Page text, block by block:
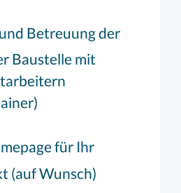
Betreuung der
Baustelle mit
für Ihr
(auf Wunsch)